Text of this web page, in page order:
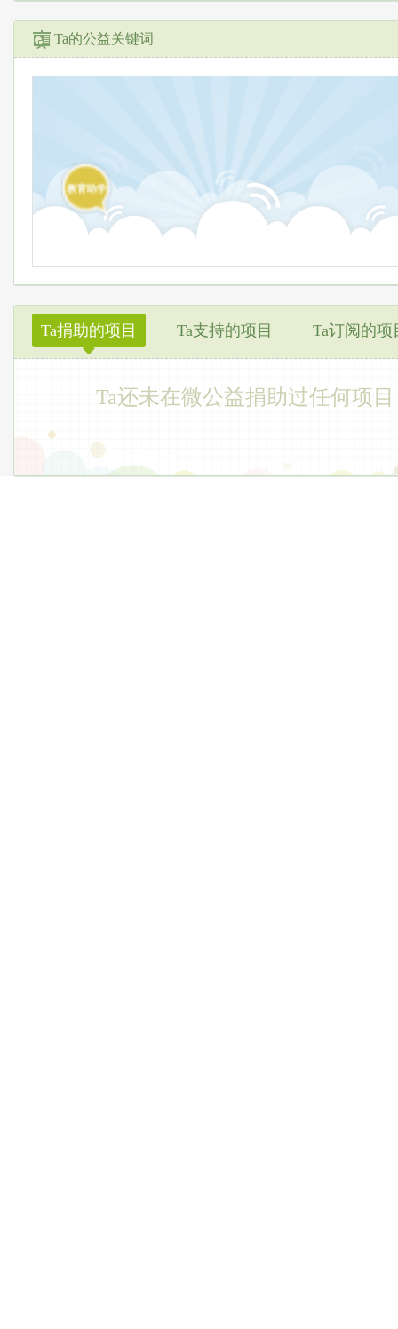
Ta的公益关键词
教育助学
Ta捐助的项目
◆
Ta支持的项目 Ta订阅的项
Ta还未在微公益捐助过任何项目